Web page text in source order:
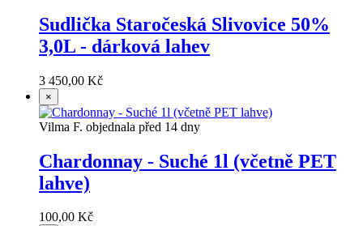
Sudlička Staročeská Slivovice 50%
3,0L - dárková lahev
3 450,00 Kč
×
Vilma F. objednala před 14 dny
Chardonnay - Suché 1l (včetně PET
lahve)
100,00 Kč